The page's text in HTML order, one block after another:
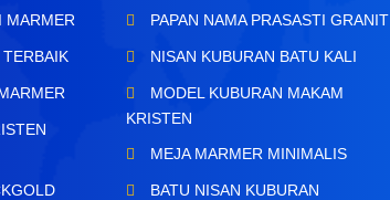
MARMER
PAPAN NAMA PRASASTI GRANIT
NISAN KUBURAN BATU KALI
MODEL KUBURAN MAKAM
KRISTEN
MEJA MARMER MINIMALIS
BATU NISAN KUBURAN